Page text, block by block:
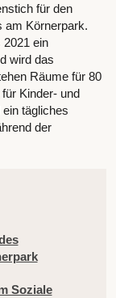
für den
am Körnerpark.
ein
wird das
Räume für 80
Kinder- und
tägliches
der
Soziale